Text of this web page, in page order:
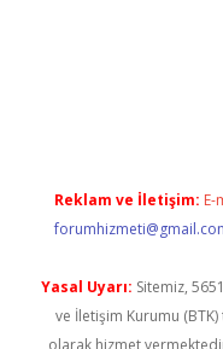
Reklam ve İletişim: E-
Yasal Uyarı: Sitemiz,
ve İletişim Kurumu (BTK)
olarak hizmet